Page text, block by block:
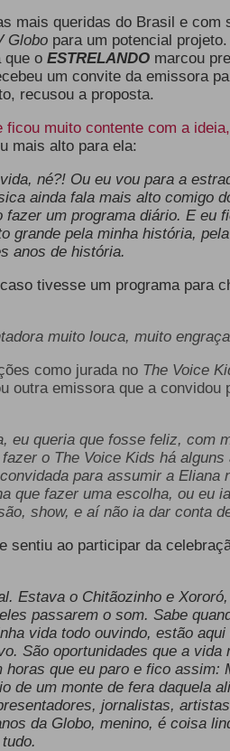
mais queridas do Brasil e com
Globopara um potencial
que o ESTRELANDO marcou
um convite da emissora
recusou a proposta.
muito contente com a ideia,
mais alto para ela:
né?! Ou eu vou para a
ainda fala mais alto comigo
um programa diário. E eu
grande pela minha história,
anos de história.
tivesse um programa para
muito louca, muito
como jurada no The Voice
outra emissora que a convidou
eu queria que fosse feliz, com
o The Voice Kids há
para assumir a Eliana
que fazer uma escolha, ou eu
show, e aí não ia dar conta
sentiu ao participar da
Estava o Chitãozinho e
passarem o som. Sabe
vida todo ouvindo, estão
São oportunidades que a vida
que eu paro e fico assim:
de um monte de fera daquela
jornalistas,
da Globo, menino, é coisa